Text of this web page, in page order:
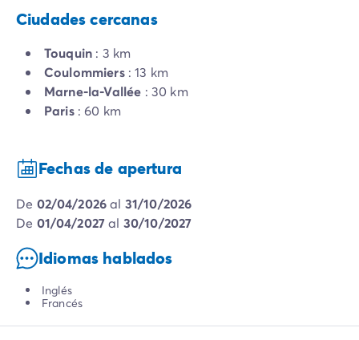
Ciudades cercanas
Touquin : 3 km
Coulommiers: 13 km
Marne-la-Vallée : 30 km
Paris: 60 km
Fechas de apertura
de 02/04/2026al 31/10/2026
de 01/04/2027al 30/10/2027
Idiomas hablados
Inglés
Francés